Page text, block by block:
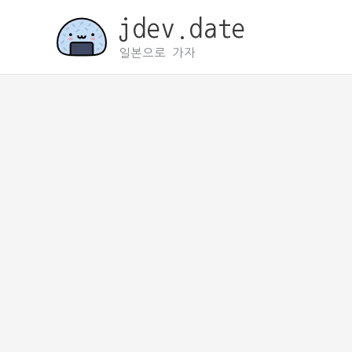
jdev.date
일본으로 가자